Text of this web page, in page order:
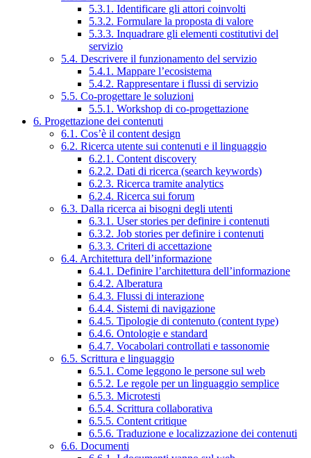
5.3.1. Identificare gli attori coinvolti
5.3.2. Formulare la proposta di valore
5.3.3. Inquadrare gli elementi costitutivi del
servizio
5.4. Descrivere il funzionamento del servizio
5.4.1. Mappare l’ecosistema
5.4.2. Rappresentare i flussi di servizio
5.5. Co-progettare le soluzioni
5.5.1. Workshop di co-progettazione
6. Progettazione dei contenuti
6.1. Cos’è il content design
6.2. Ricerca utente sui contenuti e il linguaggio
6.2.1. Content discovery
6.2.2. Dati di ricerca (search keywords)
6.2.3. Ricerca tramite analytics
6.2.4. Ricerca sui forum
6.3. Dalla ricerca ai bisogni degli utenti
6.3.1. User stories per definire i contenuti
6.3.2. Job stories per definire i contenuti
6.3.3. Criteri di accettazione
6.4. Architettura dell’informazione
6.4.1. Definire l’architettura dell’informazione
6.4.2. Alberatura
6.4.3. Flussi di interazione
6.4.4. Sistemi di navigazione
6.4.5. Tipologie di contenuto (content type)
6.4.6. Ontologie e standard
6.4.7. Vocabolari controllati e tassonomie
6.5. Scrittura e linguaggio
6.5.1. Come leggono le persone sul web
6.5.2. Le regole per un linguaggio semplice
6.5.3. Microtesti
6.5.4. Scrittura collaborativa
6.5.5. Content critique
6.5.6. Traduzione e localizzazione dei contenuti
6.6. Documenti